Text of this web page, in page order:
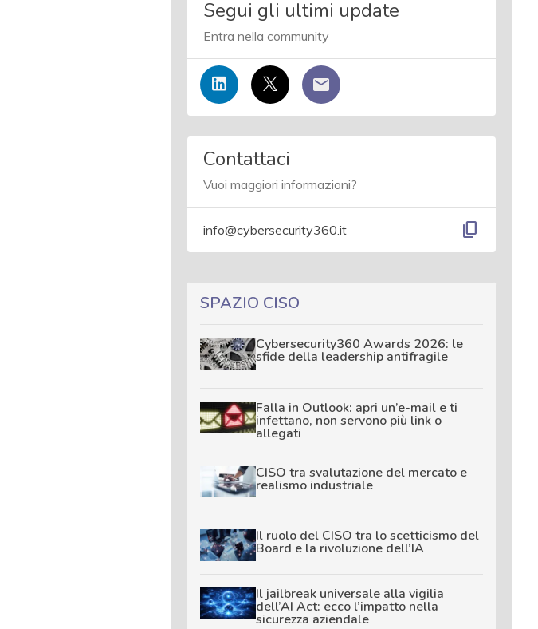
Segui gli ultimi update
Entra nella community
Contattaci
Vuoi maggiori informazioni?
info@cybersecurity360.it content_copy
SPAZIO CISO
Cybersecurity360 Awards 2026: le
sfide della leadership antifragile
Falla in Outlook: apri un’e-mail e ti
infettano, non servono più link o
allegati
CISO tra svalutazione del mercato e
realismo industriale
Il ruolo del CISO tra lo scetticismo del
Board e la rivoluzione dell’IA
Il jailbreak universale alla vigilia
dell’AI Act: ecco l’impatto nella
sicurezza aziendale